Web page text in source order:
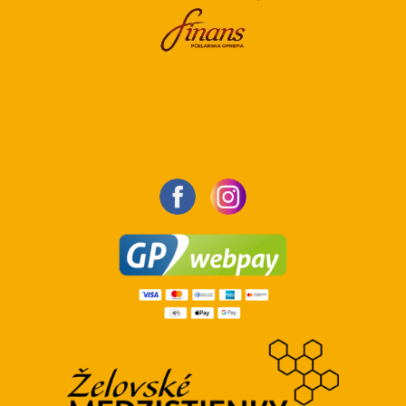
reklamácie ani výmenu poškodených medzistienok.
Pri výbere štandardnej dopravy pre objednávky
obsahujúce medzistienky je potrebné si uvedomiť, že